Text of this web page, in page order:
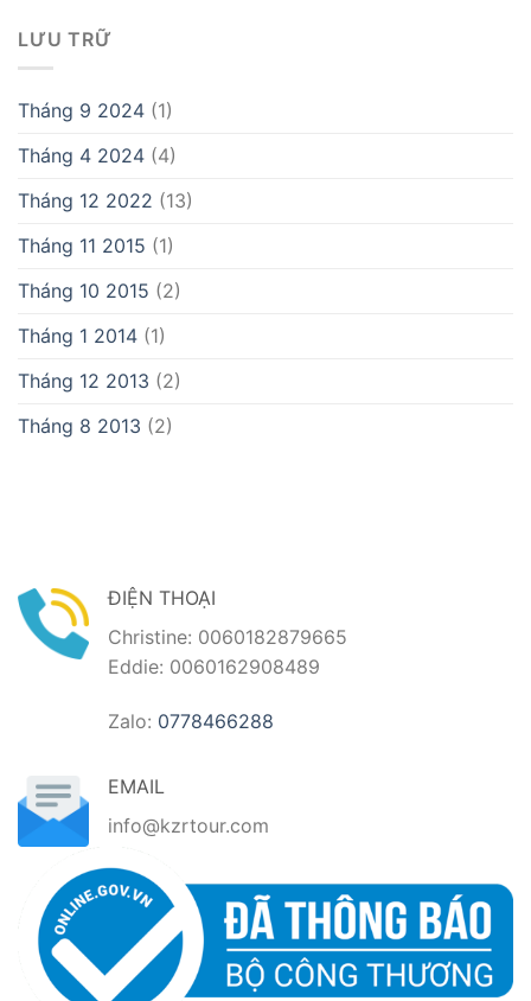
LƯU TRỮ
Tháng 9 2024 (1)
Tháng 4 2024 (4)
Tháng 12 2022 (13)
Tháng 11 2015 (1)
Tháng 10 2015 (2)
Tháng 1 2014 (1)
Tháng 12 2013 (2)
Tháng 8 2013 (2)
ĐIỆN THOẠI
Christine: 0060182879665
Eddie: 0060162908489
Zalo: 0778466288
EMAIL
info@kzrtour.com